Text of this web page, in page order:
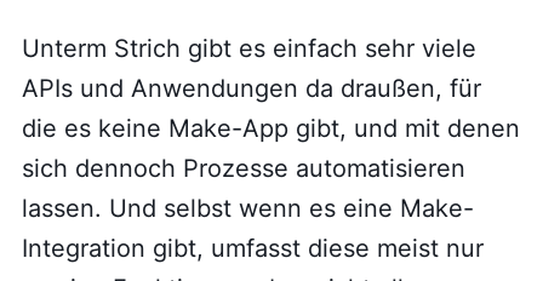
Funktionsweisen einzelner
Anwendungen abhängig zu sein.
Unterm Strich gibt es einfach sehr viele
APIs und Anwendungen da draußen, für
die es keine Make-App gibt, und mit denen
sich dennoch Prozesse automatisieren
lassen. Und selbst wenn es eine Make-
Integration gibt, umfasst diese meist nur